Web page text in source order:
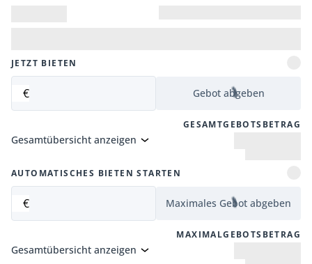
JETZT BIETEN
€ Gebot abgeben
GESAMTGEBOTSBETRAG
Gesamtübersicht anzeigen
AUTOMATISCHES BIETEN STARTEN
€ Maximales Gebot abgeben
MAXIMALGEBOTSBETRAG
Gesamtübersicht anzeigen